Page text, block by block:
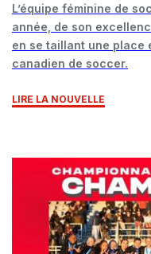
L’équipe féminine de
année, de son
en se taillant une place
canadien de soccer.
LIRE LA NOUVELLE